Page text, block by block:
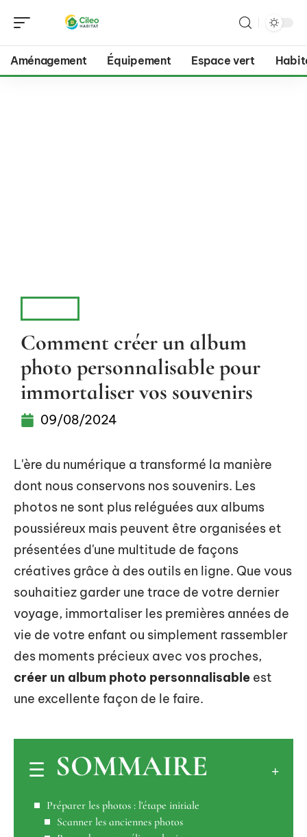
Aménagement Équipement Espace vert
Comment créer un album
photo personnalisable pour
immortaliser vos souvenirs
09/08/2024
L'ère du numérique a transformé la manière
dont nous conservons nos souvenirs. Les
photos ne sont plus reléguées aux albums
poussiéreux mais peuvent être organisées et
présentées d'une multitude de façons
créatives grâce à des outils en ligne. Que vous
souhaitiez garder une trace de votre dernier
voyage, immortaliser les premières années de
vie de votre enfant ou simplement rassembler
des moments précieux avec vos proches,
créer un album photo personnalisable est
une excellente façon de le faire.
SOMMAIRE
Préparer les photos : l'étape initiale
Scanner les anciennes photos